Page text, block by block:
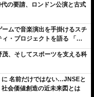
の要請、ロンドン公演と古式
ムで音楽演出を手掛けるスチ
・プロジェクトを語る 「楽
と成長曲線だから」
、そしてスポーツを支える科
に 名前だけではない…JNSEと
会価値創造の近未来図とは